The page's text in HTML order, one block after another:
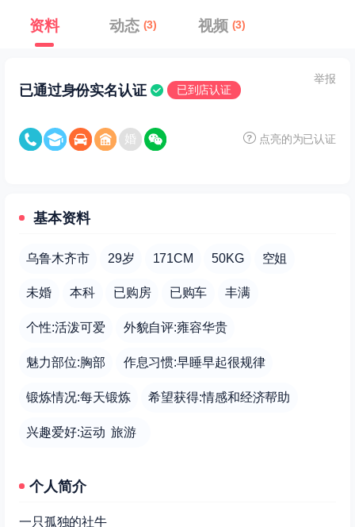
资料 动态 (3) 视频 (3)
已通过身份实名认证
举报
已到店认证
点亮的为已认证
基本资料
乌鲁木齐市 29岁 171CM 50KG 空姐
未婚 本科 已购房 已购车 丰满
个性:活泼可爱 外貌自评:雍容华贵
魅力部位:胸部 作息习惯:早睡早起很规律
锻炼情况:每天锻炼 希望获得:情感和经济帮助
兴趣爱好:运动 旅游
个人简介
一只孤独的社牛